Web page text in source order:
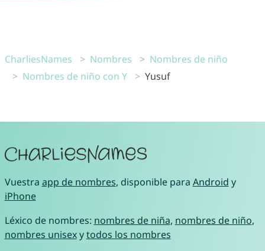
CharliesNames Nombres
Nombres de niño
Nombres de niño con Y
Yusuf
Vuestra app de nombres, disponible para Android y
iPhone
Léxico de nombres: nombres de niña, nombres de niño,
nombres unisexytodos los nombres